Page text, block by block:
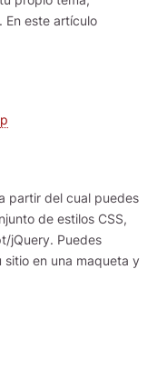
En este artículo
partir del cual puedes
de estilos CSS,
jQuery. Puedes
en una maqueta y